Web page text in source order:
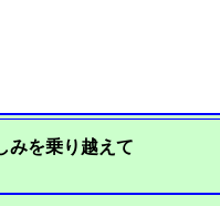
みを乗り越えて